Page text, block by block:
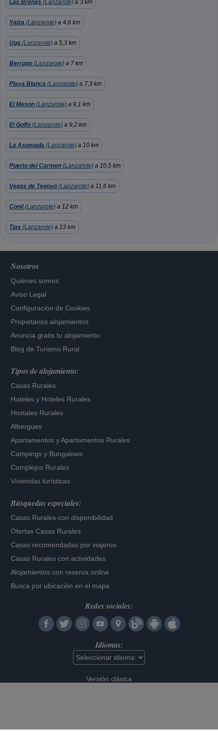
Las Breñas (Lanzarote) a 3 km
Yaiza (Lanzarote) a 4,6 km
Uga (Lanzarote) a 5,3 km
Berrugo (Lanzarote) a 7 km
Playa Blanca (Lanzarote) a 7,3 km
El Meson (Lanzarote) a 9,1 km
El Golfo (Lanzarote) a 9,2 km
La Asomada (Lanzarote) a 10 km
Puerto del Carmen (Lanzarote) a 10,5 km
Vegas de Tegoyo (Lanzarote) a 11,6 km
Conil(Lanzarote) a 12 km
Tias (Lanzarote) a 13 km
Nosotros
Quiénes somos
Aviso Legal
Configuración de Cookies
Propietarios alojamientos
Anuncia gratis tu alojamiento
Blog de Turismo Rural
Tipos de alojamiento:
Casas Rurales
Hoteles y Hoteles Rurales
Hostales Rurales
Albergues
Apartamentos yApartamentos Rurales
Campings y Bungalows
Complejos Rurales
Viviendas turísticas
Búsquedas especiales:
Casas Rurales con disponibilidad
Ofertas Casas Rurales
Casas recomendadas por viajeros
Casas Rurales con actividades
Alojamientos con reserva online
Busca por ubicación en el mapa
Redes sociales:
Idiomas:
Versión clásica